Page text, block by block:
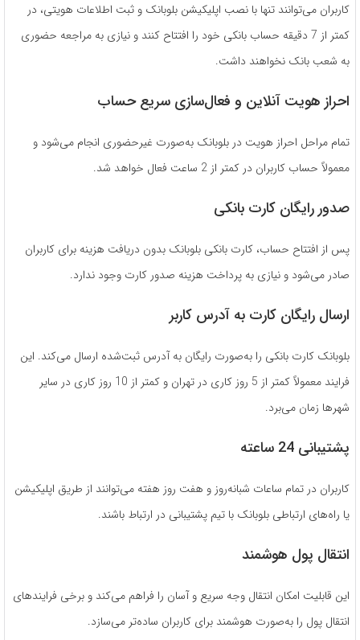
کاربران می‌توانند تنها با نصب اپلیکیشن بلوبانک و ثبت اطلاعات هویتی، در
کمتر از 7 دقیقه حساب بانکی خود را افتتاح کنند و نیازی به مراجعه حضوری
به شعب بانک نخواهند داشت.
احراز هویت آنلاین و فعال‌سازی سریع حساب
تمام مراحل احراز هویت در بلوبانک به‌صورت غیرحضوری انجام می‌شود و
معمولاً حساب کاربران در کمتر از 2 ساعت فعال خواهد شد.
صدور رایگان کارت بانکی
پس از افتتاح حساب، کارت بانکی بلوبانک بدون دریافت هزینه برای کاربران
صادر می‌شود و نیازی به پرداخت هزینه صدور کارت وجود ندارد.
ارسال رایگان کارت به آدرس کاربر
بلوبانک کارت بانکی را به‌صورت رایگان به آدرس ثبت‌شده ارسال می‌کند. این
فرایند معمولاً کمتر از 5 روز کاری در تهران و کمتر از 10 روز کاری در سایر
شهرها زمان می‌برد.
پشتیبانی 24 ساعته
کاربران در تمام ساعات شبانه‌روز و هفت روز هفته می‌توانند از طریق اپلیکیشن
یا راه‌های ارتباطی بلوبانک با تیم پشتیبانی در ارتباط باشند.
انتقال پول هوشمند
این قابلیت امکان انتقال وجه سریع و آسان را فراهم می‌کند و برخی فرایندهای
انتقال پول را به‌صورت هوشمند برای کاربران ساده‌تر می‌سازد.